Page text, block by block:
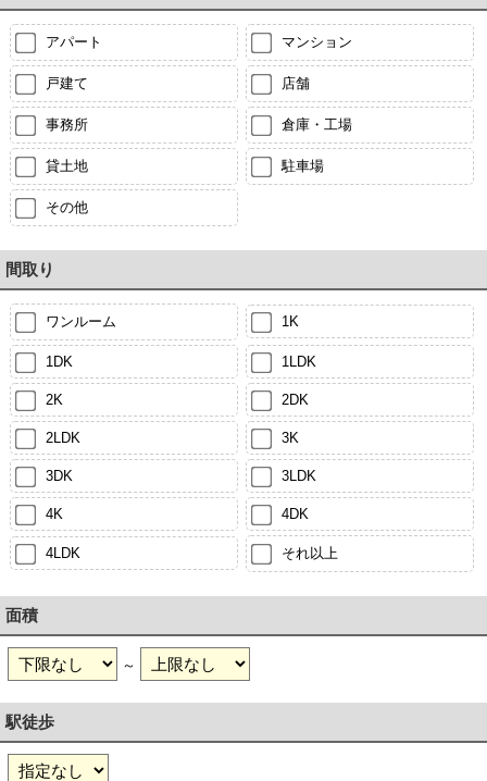
アパート マンション
戸建て 店舗
事務所 倉庫・工場
貸土地 駐車場
その他
間取り
ワンルーム 1K
1DK 1LDK
2K 2DK
2LDK 3K
3DK 3LDK
4K 4DK
4LDK それ以上
面積
～
駅徒歩